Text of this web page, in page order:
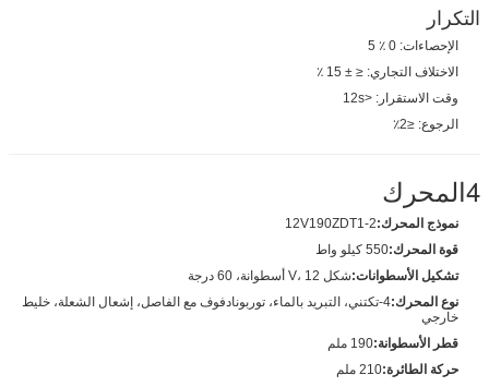
التكرار
الإحصاءات: 0 ٪ 5
الاختلاف التجاري: ≤ ± 15 ٪
وقت الاستقرار: <12s
الرجوع: ≤2٪
4المحرك
نموذج المحرك:12V190ZDT1-2
قوة المحرك:550 كيلو واط
تشكيل الأسطوانات:شكل V، 12 أسطوانة، 60 درجة
نوع المحرك: 4-تكتني، التبريد بالماء، توربونادفوف مع الفاصل، إشعال الشعلة، خليط
خارجي
قطر الأسطوانة:190 ملم
حركة الطائرة:210 ملم